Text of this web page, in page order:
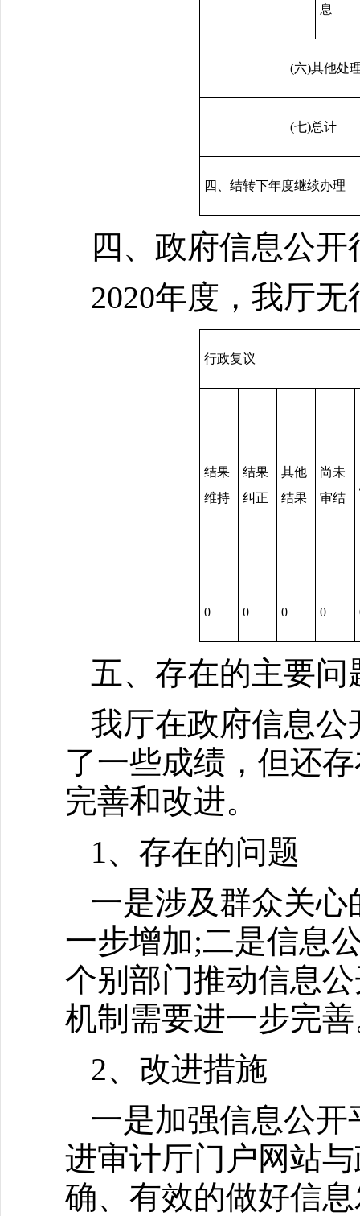
息
(六)其他处
(七)总计
四、结转下年度继续办理
四、政府信息公
2020年度，我厅
行政复议
结果
维持
结果
纠正
其他
结果
尚未
审结
0 0 0 0
五、存在的主要问
我厅在政府信息
了一些成绩，但还
完善和改进。
1、存在的问题
一是涉及群众关
一步增加;二是信息
个别部门推动信息
机制需要进一步完
2、改进措施
一是加强信息公
进审计厅门户网站
确、有效的做好信